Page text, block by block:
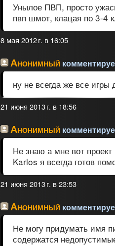
Унылое ПВП, просто
пвп шмот, клацая по 3-4
8 мая 2012 г. в 16:05
Анонимный
ну не всегда же все
21 июня 2013 г. в 18:56
Анонимный
Не знаю а мне вот
Karlos я всегда готов
21 июня 2013 г. в 23:53
Анонимный
Не могу придумать имя
содержатся